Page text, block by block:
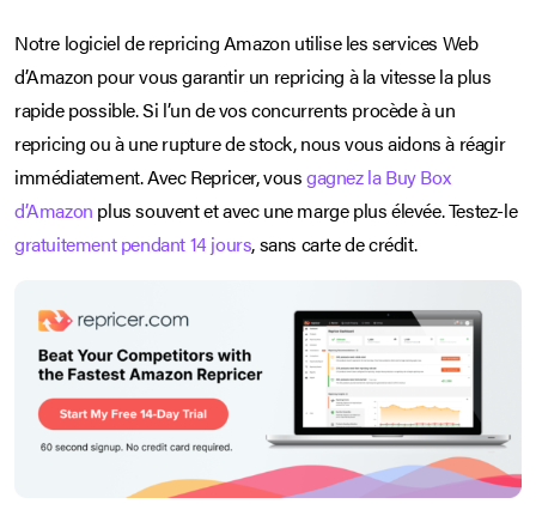
Notre logiciel de repricing Amazon utilise les services Web
d’Amazon pour vous garantir un repricing à la vitesse la plus
rapide possible. Si l’un de vos concurrents procède à un
repricing ou à une rupture de stock, nous vous aidons à réagir
immédiatement. Avec Repricer, vousgagnez la Buy Box
d’Amazon plus souvent et avec une marge plus élevée. Testez-le
gratuitement pendant 14 jours, sans carte de crédit.